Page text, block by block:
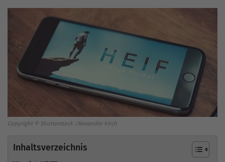
Copyright © Shutterstock /Alexander Kirch
Inhaltsverzeichnis